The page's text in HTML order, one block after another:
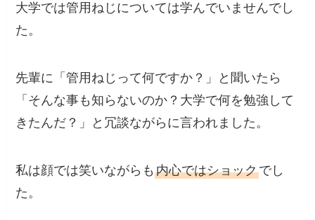
大学では管用ねじについては学んでいませんでし
た。
先輩に「管用ねじって何ですか？」と聞いたら
「そんな事も知らないのか？大学で何を勉強して
きたんだ？」と冗談ながらに言われました。
私は顔では笑いながらも内心ではショックでし
た。